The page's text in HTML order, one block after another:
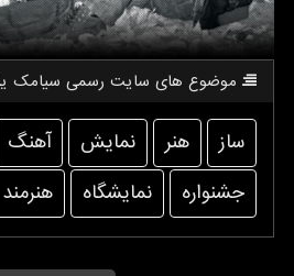
موضوع های سایت رسمی سیامك
ساز هنر نمایش آهنگ
جشنواره
نمایشگاه هنرمند